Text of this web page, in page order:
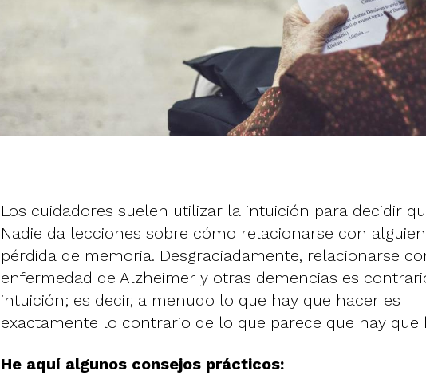
Los cuidadores suelen utilizar la intuición para decidir
Nadie da lecciones sobre cómo relacionarse con
pérdida de memoria. Desgraciadamente, relacionarse
enfermedad de Alzheimer y otras demencias es
intuición; es decir, a menudo lo que hay que hacer es
exactamente lo contrario de lo que parece que hay que
He aquí algunos consejos prácticos: